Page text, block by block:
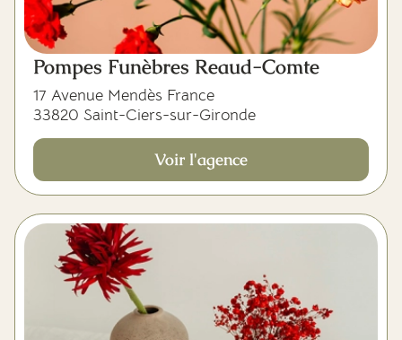
Pompes Funèbres Reaud-Comte
17 Avenue Mendès France
33820 Saint-Ciers-sur-Gironde
Voir l'agence